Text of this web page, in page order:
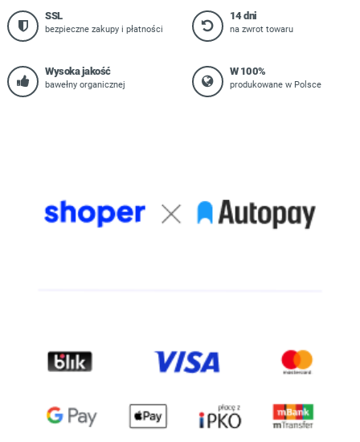
SSL
bezpieczne zakupy i płatności
14 dni
na zwrot towaru
Wysoka jakość
bawełny organicznej
W 100%
produkowane w Polsce